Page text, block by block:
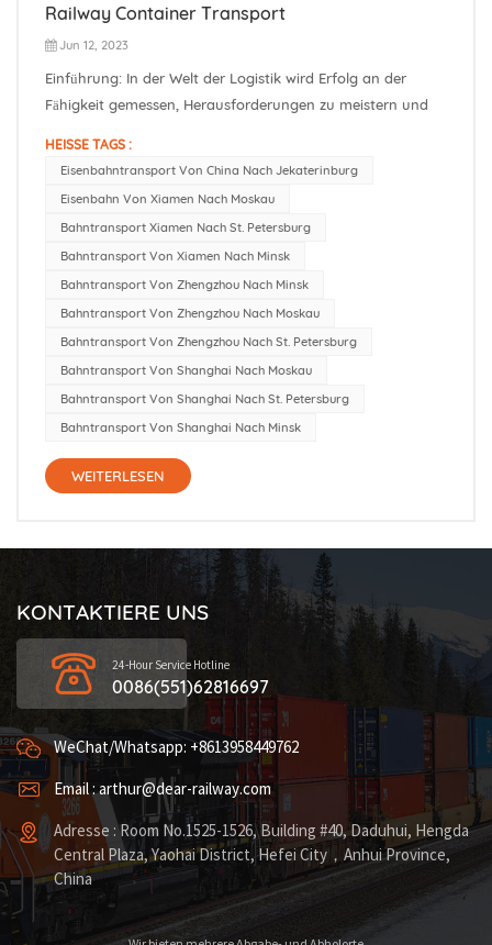
Railway Container Transport
Jun 12, 2023
Einführung: In der Welt der Logistik wird Erfolg an der
Fähigkeit gemessen, Herausforderungen zu meistern und
HEISSE TAGS :
Eisenbahntransport Von China Nach Jekaterinburg
Eisenbahn Von Xiamen Nach Moskau
Bahntransport Xiamen Nach St. Petersburg
Bahntransport Von Xiamen Nach Minsk
Bahntransport Von Zhengzhou Nach Minsk
Bahntransport Von Zhengzhou Nach Moskau
Bahntransport Von Zhengzhou Nach St. Petersburg
Bahntransport Von Shanghai Nach Moskau
Bahntransport Von Shanghai Nach St. Petersburg
Bahntransport Von Shanghai Nach Minsk
WEITERLESEN
KONTAKTIERE UNS
24-Hour Service Hotline
0086(551)62816697
WeChat/Whatsapp: +8613958449762
Email : arthur@dear-railway.com
Adresse : Room No.1525-1526, Building #40, Daduhui, Hengda
Central Plaza, Yaohai District, Hefei City，Anhui Province,
China